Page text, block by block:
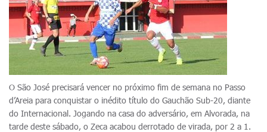
O São José precisará vencer no próximo fim de semana no Passo
d’Areia para conquistar o inédito título do Gauchão Sub-20, diante
do Internacional. Jogando na casa do adversário, em Alvorada, na
tarde deste sábado, o Zeca acabou derrotado de virada, por 2 a 1.